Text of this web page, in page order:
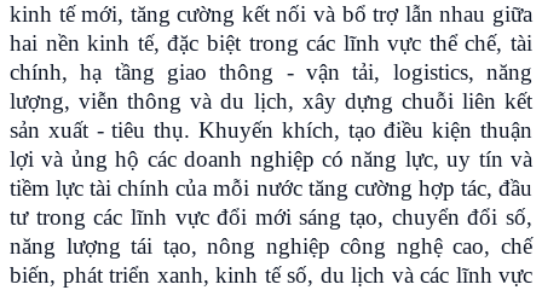
kinh tế mới, tăng cường kết nối và bổ trợ lẫn nhau giữa
hai nền kinh tế, đặc biệt trong các lĩnh vực thể chế, tài
chính, hạ tầng giao thông - vận tải, logistics, năng
lượng, viễn thông và du lịch, xây dựng chuỗi liên kết
sản xuất - tiêu thụ. Khuyến khích, tạo điều kiện thuận
lợi và ủng hộ các doanh nghiệp có năng lực, uy tín và
tiềm lực tài chính của mỗi nước tăng cường hợp tác, đầu
tư trong các lĩnh vực đổi mới sáng tạo, chuyển đổi số,
năng lượng tái tạo, nông nghiệp công nghệ cao, chế
biến, phát triển xanh, kinh tế số, du lịch và các lĩnh vực